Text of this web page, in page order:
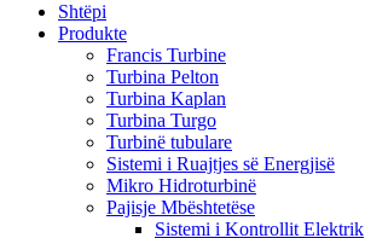
Shtëpi
Produkte
Francis Turbine
Turbina Pelton
Turbina Kaplan
Turbina Turgo
Turbinë tubulare
Sistemi i Ruajtjes së Energjisë
Mikro Hidroturbinë
Pajisje Mbështetëse
Sistemi i Kontrollit Elektrik